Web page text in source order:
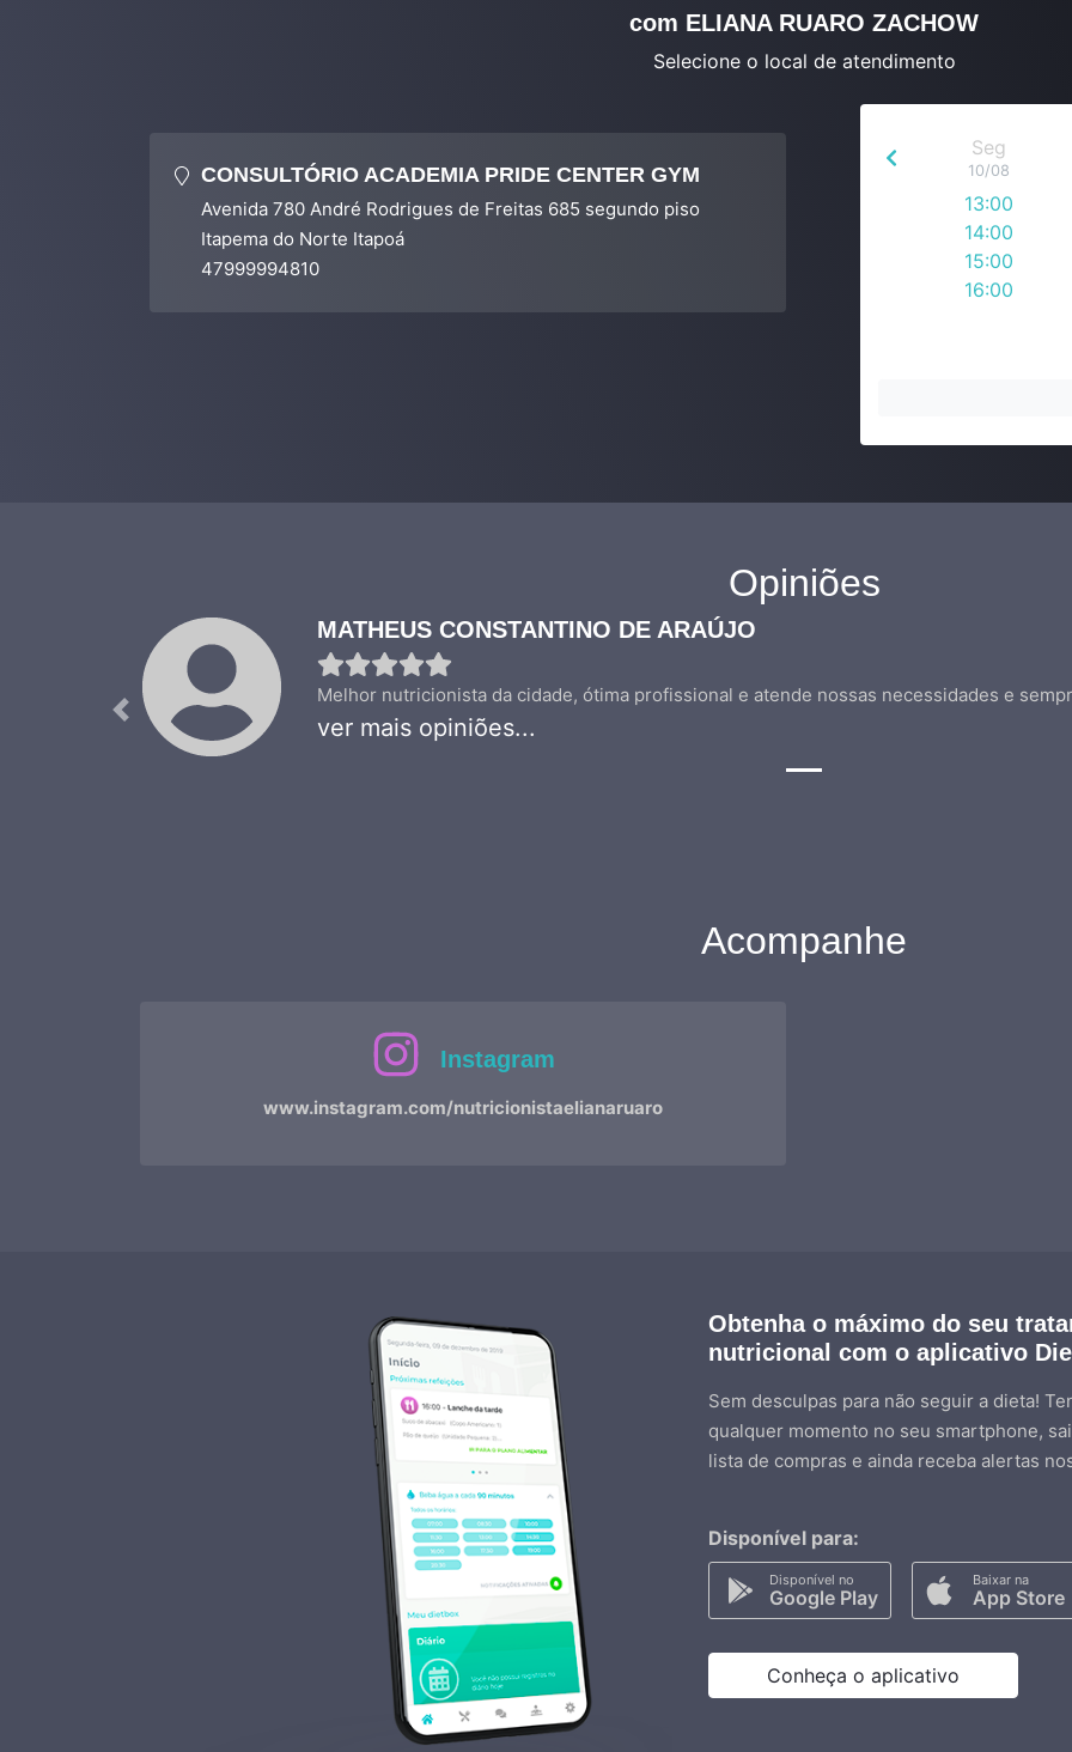
com ELIANA RUARO ZACHOW
Selecione o local de atendimento
CONSULTÓRIO ACADEMIA PRIDE CENTER GYM
Avenida 780 André Rodrigues de Freitas 685 segundo piso
Itapema do Norte Itapoá
47999994810
Seg
10/08
13:00
14:00
15:00
16:00
Opiniões
MATHEUS CONSTANTINO DE ARAÚJO
Melhor nutricionista da cidade, ótima profissional e atende nossas necessidades e
ver mais opiniões...
Previous
Acompanhe
Instagram
www.instagram.com/nutricionistaelianaruaro
Obtenha o máximo do seu
nutricional com o aplicativo
Sem desculpas para não seguir a dieta!
qualquer momento no seu smartphone,
lista de compras e ainda receba alertas
Disponível para:
Disponível no
Google Play
Baixar na
App Store
Conheça o aplicativo